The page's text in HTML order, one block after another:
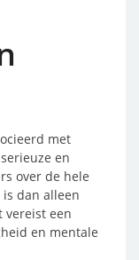
met
en
over de hele
dan alleen
vereist een
en mentale